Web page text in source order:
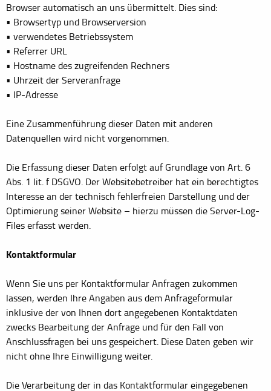
Browser automatisch an uns übermittelt. Dies sind:
• Browsertyp und Browserversion
• verwendetes Betriebssystem
• Referrer URL
• Hostname des zugreifenden Rechners
• Uhrzeit der Serveranfrage
• IP-Adresse
Eine Zusammenführung dieser Daten mit anderen
Datenquellen wird nicht vorgenommen.
Die Erfassung dieser Daten erfolgt auf Grundlage von Art. 6
Abs. 1 lit. f DSGVO. Der Websitebetreiber hat ein berechtigtes
Interesse an der technisch fehlerfreien Darstellung und der
Optimierung seiner Website – hierzu müssen die Server-Log-
Files erfasst werden.
Kontaktformular
Wenn Sie uns per Kontaktformular Anfragen zukommen
lassen, werden Ihre Angaben aus dem Anfrageformular
inklusive der von Ihnen dort angegebenen Kontaktdaten
zwecks Bearbeitung der Anfrage und für den Fall von
Anschlussfragen bei uns gespeichert. Diese Daten geben wir
nicht ohne Ihre Einwilligung weiter.
Die Verarbeitung der in das Kontaktformular eingegebenen